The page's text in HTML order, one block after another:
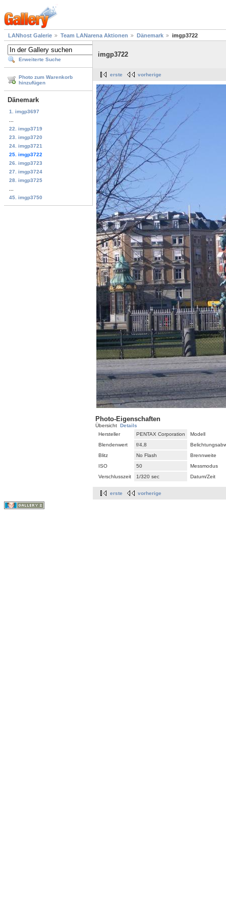
LANhost Galerie Team LANarena Aktionen Dänemark imgp3722
Erweiterte Suche
Photo zum Warenkorb
hinzufügen
Dänemark
1. imgp3697
22. imgp3719
23. imgp3720
24. imgp3721
25. imgp3722
26. imgp3723
27. imgp3724
28. imgp3725
45. imgp3750
imgp3722
erste vorherige
Photo-Eigenschaften
Übersicht Details
Hersteller
PENTAX Corporation
Modell
Blendenwert
f/4,8
Blitz
No Flash
Brennweite
ISO
50
Messmodus
Verschlusszeit
1/320 sec Datum/Zeit
erste vorherige